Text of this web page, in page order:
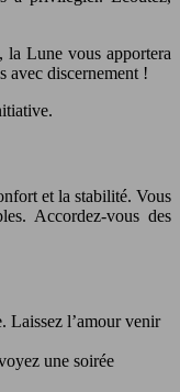
la Lune vous apportera
avec discernement !
et la stabilité. Vous
Accordez-vous des
Laissez l’amour venir
une soirée